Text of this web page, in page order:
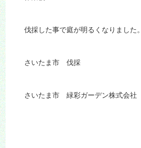
伐採した事で庭が明るくなりました。
さいたま市 伐採
さいたま市 緑彩ガーデン株式会社